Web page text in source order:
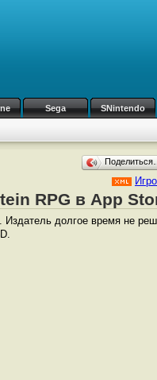
Sega SNintendo
Поделиться…
RPG в App
долгое время не